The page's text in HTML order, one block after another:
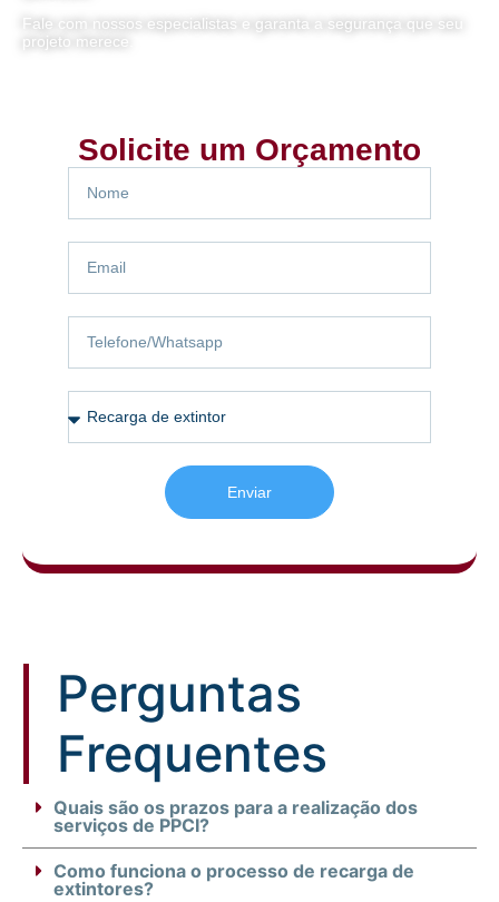
Fale com nossos especialistas e garanta a
segurança que seu
projeto merece.
Solicite um Orçamento
Enviar
Perguntas
Frequentes
Quais são os prazos para a realização dos
serviços de PPCI?
Como funciona o processo de recarga de
extintores?